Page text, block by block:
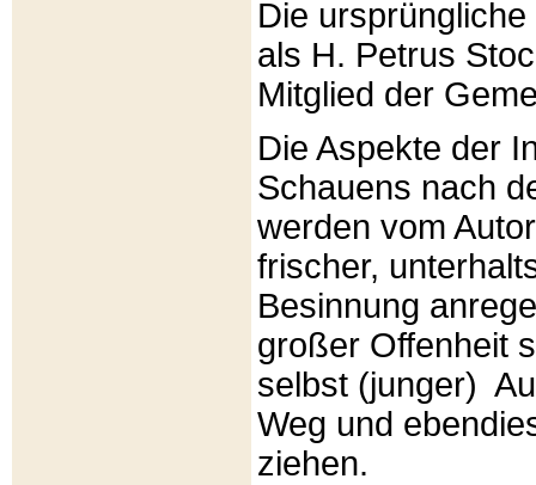
Die
als H. Petrus
Mitglied der
Die Aspekte der
Schauens nach
werden vom
frischer,
Besinnung
großer Offenheit
selbst (junger)
Weg und
ziehen.